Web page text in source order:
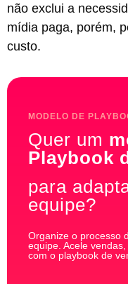
não exclui a
mídia paga, porém,
custo.
MODELO DE
Quer um
Playbook
para
equipe?
Organize o processo
equipe. Acele
com o playbook de